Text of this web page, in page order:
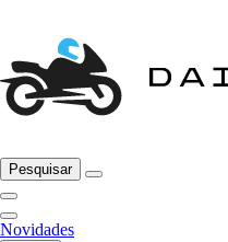
Pesquisar
Novidades